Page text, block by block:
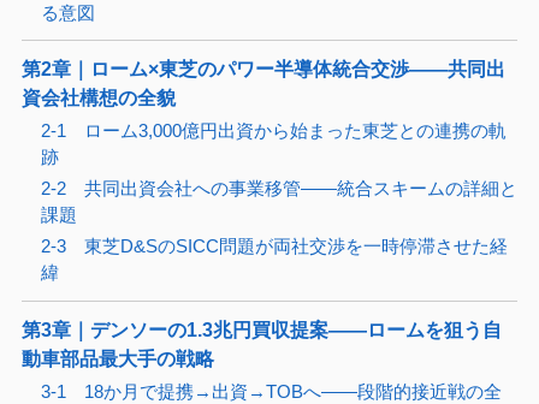
る意図
第2章｜ローム×東芝のパワー半導体統合交渉——共同出
資会社構想の全貌
2-1 ローム3,000億円出資から始まった東芝との連携の軌
跡
2-2 共同出資会社への事業移管——統合スキームの詳細と
課題
2-3 東芝D&SのSICC問題が両社交渉を一時停滞させた経
緯
第3章｜デンソーの1.3兆円買収提案——ロームを狙う自
動車部品最大手の戦略
3-1 18か月で提携→出資→TOBへ——段階的接近戦の全